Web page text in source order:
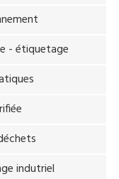
- étiquetage
indutriel